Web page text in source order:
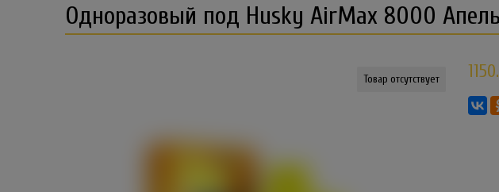
Одноразовый под Husky AirMax 8000
Товар отсутствует